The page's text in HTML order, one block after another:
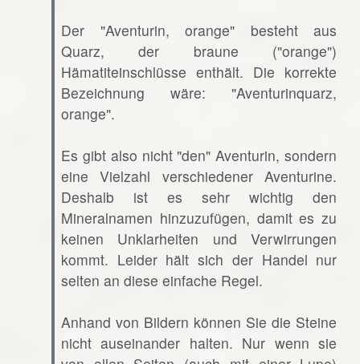
Der "Aventurin, orange" besteht aus
Quarz, der braune ("orange")
Hämatiteinschlüsse enthält. Die korrekte
Bezeichnung wäre: "Aventurinquarz,
orange".
Es gibt also nicht "den" Aventurin, sondern
eine Vielzahl verschiedener Aventurine.
Deshalb ist es sehr wichtig den
Mineralnamen hinzuzufügen, damit es zu
keinen Unklarheiten und Verwirrungen
kommt. Leider hält sich der Handel nur
selten an diese einfache Regel.
Anhand von Bildern können Sie die Steine
nicht auseinander halten. Nur wenn sie